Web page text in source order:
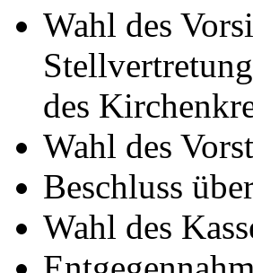
Wahl des
des
Wahl des
Beschluss
Wahl des